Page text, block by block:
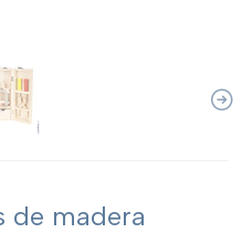
de madera